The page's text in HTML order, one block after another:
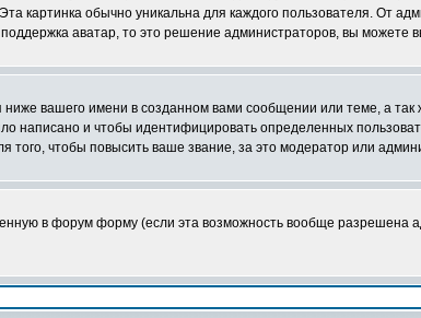
картинка обычно уникальна для каждого пользователя. От
аватар, то это решение администраторов, вы можете
вашего имени в созданном вами сообщении или теме, а
написано и чтобы идентифицировать определенных
чтобы повысить ваше звание, за это модератор или
в форум форму (если эта возможность вообще разрешена